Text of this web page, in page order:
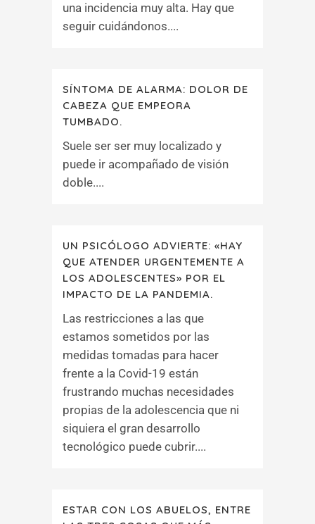
una incidencia muy alta. Hay que
seguir cuidándonos....
SÍNTOMA DE ALARMA: DOLOR DE
CABEZA QUE EMPEORA
TUMBADO.
Suele ser ser muy localizado y
puede ir acompañado de visión
doble....
UN PSICÓLOGO ADVIERTE: «HAY
QUE ATENDER URGENTEMENTE A
LOS ADOLESCENTES» POR EL
IMPACTO DE LA PANDEMIA.
Las restricciones a las que
estamos sometidos por las
medidas tomadas para hacer
frente a la Covid-19 están
frustrando muchas necesidades
propias de la adolescencia que ni
siquiera el gran desarrollo
tecnológico puede cubrir....
ESTAR CON LOS ABUELOS, ENTRE